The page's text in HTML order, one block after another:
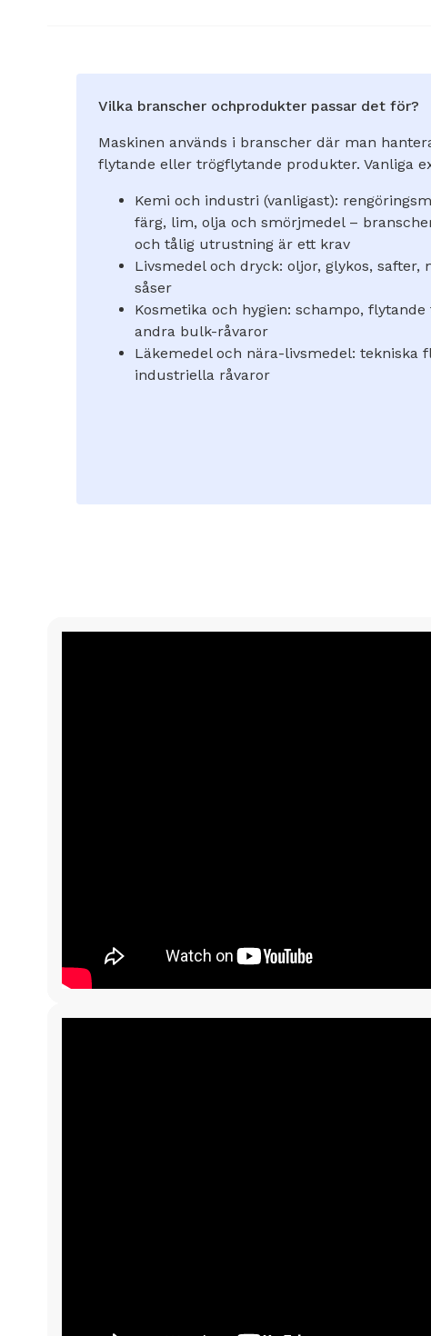
Vilka branscher ochprodukter passar det för?
Maskinen används i branscher där man
flytande eller trögflytande produkter. Vanliga
Kemi och industri (vanligast):
färg, lim, olja och smörjmedel –
och tålig utrustning är ett krav
Livsmedel och dryck: oljor, glykos, safter,
såser
Kosmetika och hygien: schampo,
andra bulk-råvaror
Läkemedel och nära-livsmedel: tekniska
industriella råvaror